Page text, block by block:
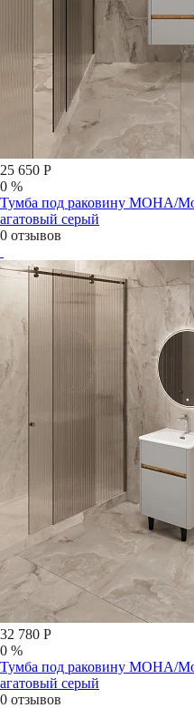
25 650 Р
0 %
Тумба под раковину МОНА/
агатовый серый
0 отзывов
32 780 Р
0 %
Тумба под раковину МОНА/
агатовый серый
0 отзывов